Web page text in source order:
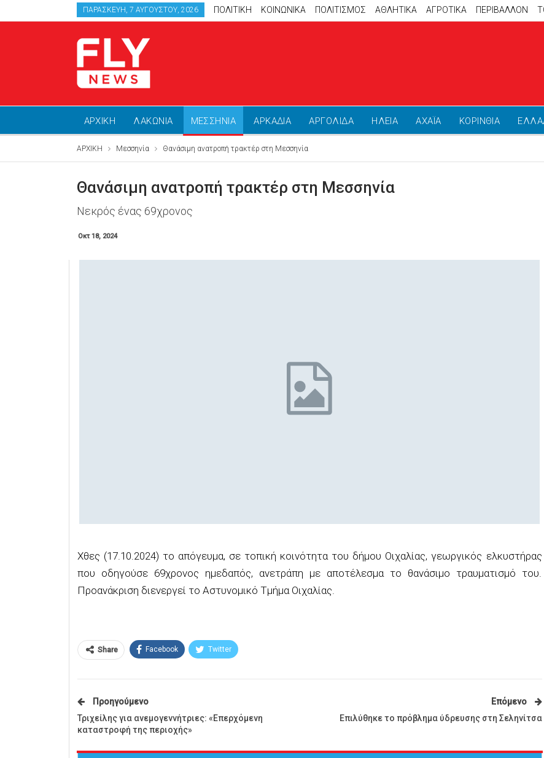
ΠΑΡΑΣΚΕΥΉ, 7 ΑΥΓΟΎΣΤΟΥ, 2026 ΠΟΛΙΤΙΚΗ ΚΟΙΝΩΝΙΚΑ ΠΟΛΙΤΙΣΜΟΣ ΑΘΛΗΤΙΚΆ ΑΓΡΟΤΙΚΑ ΠΕΡΙΒΑΛΛΟΝ
ΑΡΧΙΚΗ ΛΑΚΩΝΙΑ ΜΕΣΣΗΝΙΑ ΑΡΚΑΔΙΑ ΑΡΓΟΛΙΔΑ ΗΛΕΙΑ ΑΧΑΪΑ ΚΟΡΙΝΘΙΑ
ΑΡΧΙΚΗ Μεσσηνία Θανάσιμη ανατροπή τρακτέρ στη Μεσσηνία
Θανάσιμη ανατροπή τρακτέρ στη Μεσσηνία
Νεκρός ένας 69χρονος
Οκτ 18, 2024
Χθες (17.10.2024) το απόγευμα, σε τοπική κοινότητα του δήμου Οιχαλίας, γεωργικός ελκυστήρας
που οδηγούσε 69χρονος ημεδαπός, ανετράπη με αποτέλεσμα το θανάσιμο τραυματισμό του.
Προανάκριση διενεργεί το Αστυνομικό Τμήμα Οιχαλίας.
Share Facebook Twitter
Προηγούμενο
Τριχείλης για ανεμογεννήτριες: «Επερχόμενη
καταστροφή της περιοχής»
Επόμενο
Επιλύθηκε το πρόβλημα ύδρευσης στη Σεληνίτσα